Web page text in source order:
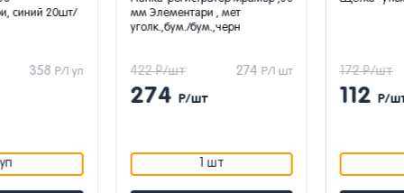
синий 20шт/
358Р/1 уп
мм Элементари , мет
уголк.,бум./бум.,черн
274Р/1 шт
422 Р/шт
274Р/шт
1 шт
172 Р/шт
112Р/шт